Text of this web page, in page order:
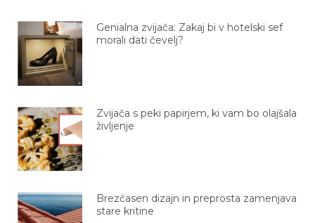
Genialna zvijača: Zakaj bi v hotelski sef
morali dati čevelj?
Zvijača s peki papirjem, ki vam bo olajšala
življenje
Brezčasen dizajn in preprosta zamenjava
stare kritine